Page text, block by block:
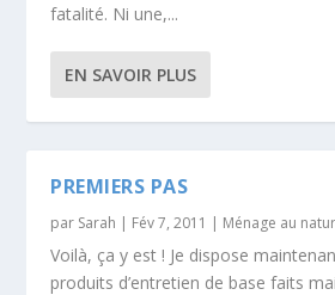
fatalité. Ni une,...
EN SAVOIR PLUS
PREMIERS PAS
par Sarah | Fév 7, 2011 | Ménage au
Voilà, ça y est ! Je dispose
produits d’entretien de base faits